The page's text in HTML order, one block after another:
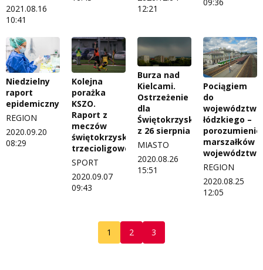
2021.08.16
10:41
12:21
Niedzielny
raport
epidemiczny
REGION
2020.09.20
08:29
Kolejna
porażka
KSZO.
Raport z
meczów
świętokrzyskich
trzecioligowców
SPORT
2020.09.07
09:43
Burza nad
Kielcami.
Ostrzeżenie
dla
Świętokrzyskiego
z 26 sierpnia
MIASTO
2020.08.26
15:51
Pociągiem
do
województwa
łódzkiego –
porozumienie
marszałków
województw
REGION
2020.08.25
12:05
1 2 3